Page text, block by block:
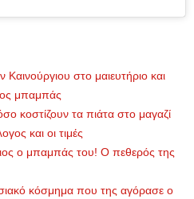
στο μαιευτήριο και
μπαμπάς
κοστίζουν τα πιάτα στο μαγαζί
και οι τιμές
ο μπαμπάς του! Ο πεθερός της
κόσμημα που της αγόρασε ο